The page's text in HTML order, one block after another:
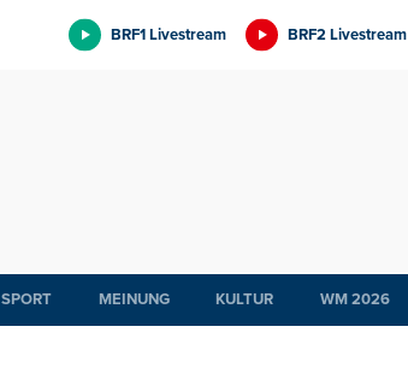
BRF1 Livestream BRF2 Livestream
SPORT MEINUNG KULTUR WM 2026